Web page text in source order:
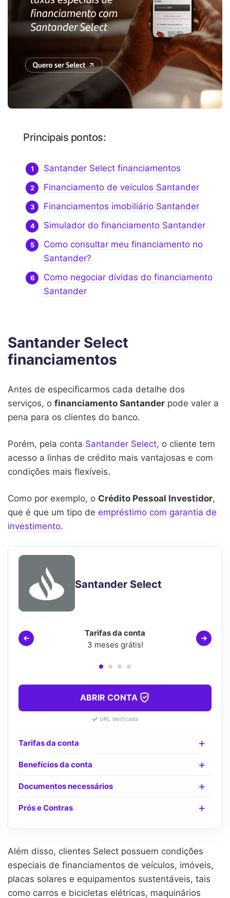
Principais pontos:
Santander Select financiamentos
Financiamento de veículos Santander
Financiamentos imobiliário Santander
Simulador do financiamento Santander
Como consultar meu financiamento no
Santander?
Como negociar dívidas do financiamento
Santander
Santander Select
financiamentos
Antes de especificarmos cada detalhe dos
serviços, o financiamento Santander pode valer a
pena para os clientes do banco.
Porém, pela conta Santander Select, o cliente tem
acesso a linhas de crédito mais vantajosas e com
condições mais flexíveis.
Como por exemplo, o Crédito Pessoal Investidor,
que é que um tipo de empréstimo com garantia de
investimento.
Santander Select
Tarifas da conta
3 meses grátis!
ABRIR CONTA
URL Verificada
Tarifas da conta
Benefícios da conta
Documentos necessários
Prós e Contras
Além disso, clientes Select possuem condições
especiais de financiamentos de veículos, imóveis,
placas solares e equipamentos sustentáveis, tais
como carros e bicicletas elétricas, maquinários